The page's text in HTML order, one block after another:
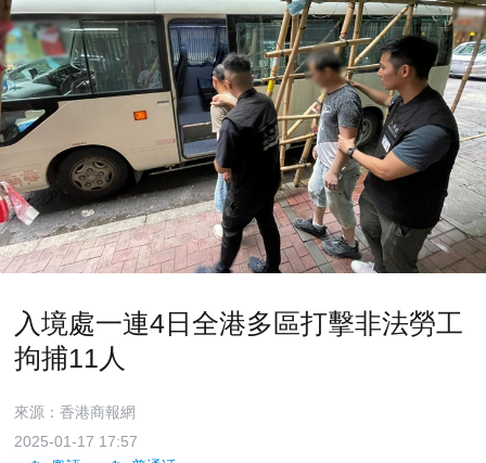
入境處一連4日全港多區打擊非法勞工
拘捕11人
來源：香港商報網
2025-01-17 17:57